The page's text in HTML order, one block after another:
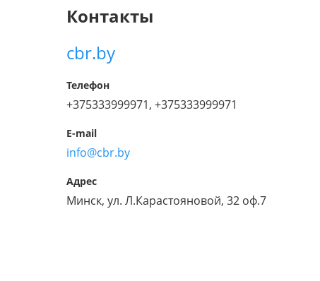
Контакты
cbr.by
Телефон
+375333999971, +375333999971
E-mail
info@cbr.by
Адрес
Минск, ул. Л.Карастояновой, 32 оф.7